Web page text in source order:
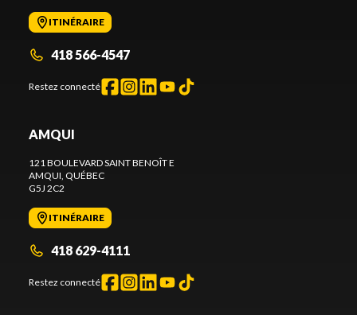
ITINÉRAIRE
418 566-4547
Restez connecté
AMQUI
121 BOULEVARD SAINT BENOÎT E
AMQUI, QUÉBEC
G5J 2C2
ITINÉRAIRE
418 629-4111
Restez connecté